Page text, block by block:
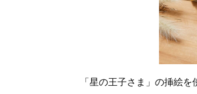
「星の王子さま」の挿絵